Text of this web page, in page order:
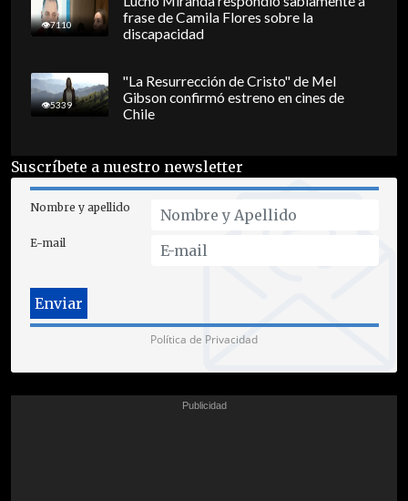
7110
frase de Camila Flores sobre la
discapacidad
5339
"La Resurrección de Cristo" de Mel
Gibson confirmó estreno en cines de
Chile
Suscríbete a nuestro newsletter
Nombre y apellido
E-mail
Política de Privacidad